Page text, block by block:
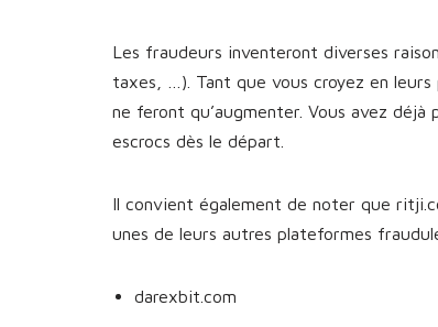
Les fraudeurs inventeront diverses
taxes, …). Tant que vous croyez en
ne feront qu’augmenter. Vous avez
escrocs dès le départ.
Il convient également de noter que
unes de leurs autres plateformes
darexbit.com